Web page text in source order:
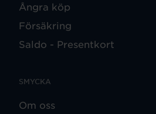
Ångra köp
Försäkring
Saldo - Presentkort
SMYCKA
Om oss